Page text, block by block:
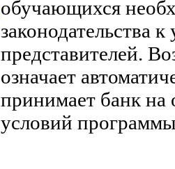
обучающихся
законодательства
представителей.
означает
принимает банк на
условий